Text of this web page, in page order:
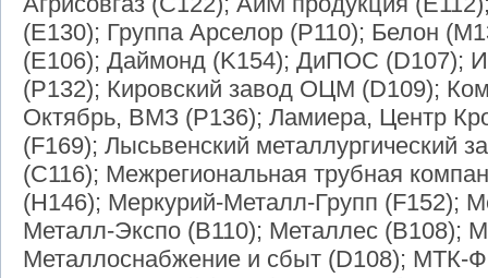
(E130); Группа Арселор (P110); Белон
(E106); Даймонд (K154); ДиПОС (D107);
(P132); Кировский завод ОЦМ (D109);
Октябрь, ВМЗ (P136); Ламиера, Центр
(F169); Лысьвенский металлургический
(C116); Межрегиональная трубная
(H146); Меркурий-Металл-Групп (F152);
Металл-Экспо (B110); Металлес (B108);
Металлоснабжение и сбыт (D108); МТК-